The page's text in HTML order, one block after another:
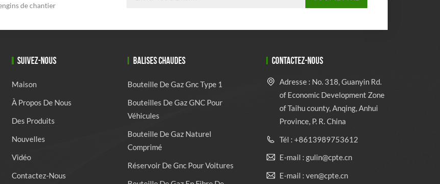
de chantier
SUIVEZ-NOUS
Maison
À Propos De Nous
Des Produits
Nouvelles
Vidéo
Contactez-Nous
BALISES CHAUDES
Bouteille De Gaz Gnc Type 1
Bouteilles De Gaz GNC Pour
Véhicules
Bouteille De Gaz Naturel
Comprimé
Réservoir De Gnc Pour Voitures
CONTACTEZ-NOUS
Adresse : No. 318, Guanyin Rd.
of Economic Development Zone
of Taihu county, Anqing, Anhui
Province, P. R. China
Tél : +8613989753612
E-mail : gulin@cpte.cn
E-mail : ven@cpte.cn